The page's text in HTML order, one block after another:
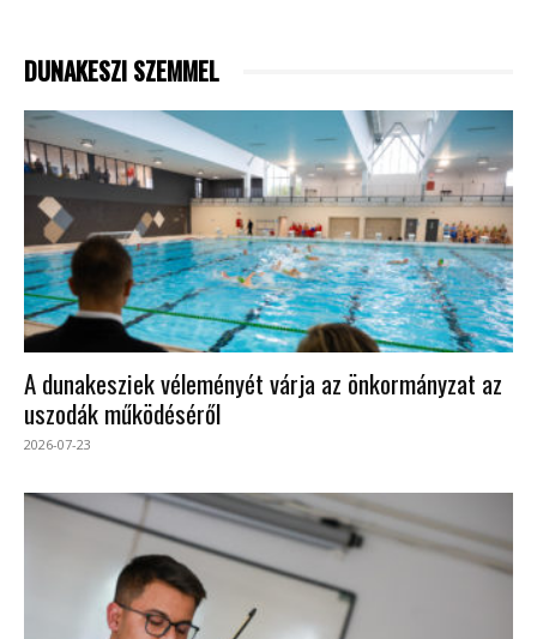
DUNAKESZI SZEMMEL
A dunakesziek véleményét várja az önkormányzat az
uszodák működéséről
2026-07-23